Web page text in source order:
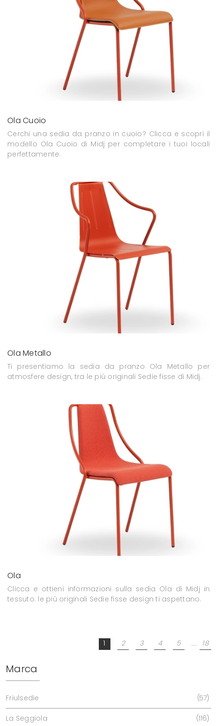
Ola Cuoio
Cerchi una sedia da pranzo in cuoio? Clicca e scopri il
modello Ola Cuoio di Midj per completare i tuoi locali
perfettamente.
Ola Metallo
Ti presentiamo la sedia da pranzo Ola Metallo per
atmosfere design, tra le più originali Sedie fisse di Midj.
Ola
Clicca e ottieni informazioni sulla sedia Ola di Midj in
tessuto: le più originali Sedie fisse design ti aspettano.
1 2 3 4 5 .... 18
Marca
Friulsedie 57
La Seggiola 116